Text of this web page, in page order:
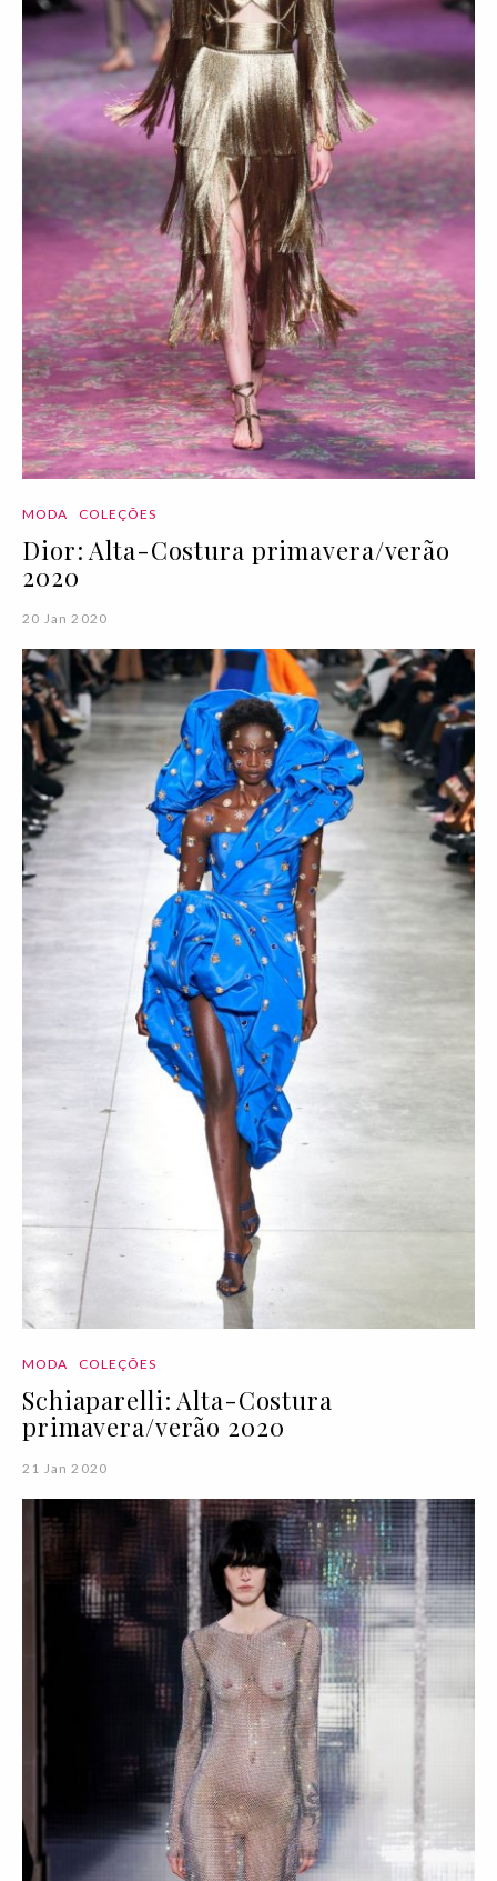
MODA COLEÇÕES
Dior: Alta-Costura primavera/verão
2020
20 Jan 2020
MODA COLEÇÕES
Schiaparelli: Alta-Costura
primavera/verão 2020
21 Jan 2020